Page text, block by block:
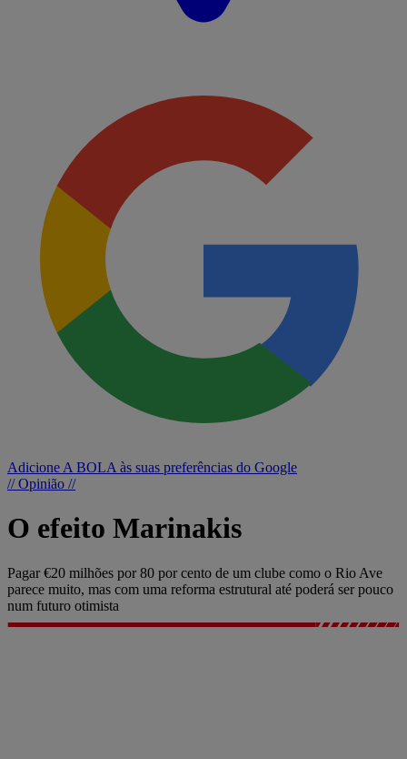
Adicione A BOLA às suas preferências do Google
// Opinião //
O efeito Marinakis
Pagar €20 milhões por 80 por cento de um clube como o Rio Ave
parece muito, mas com uma reforma estrutural até poderá ser pouco
num futuro otimista